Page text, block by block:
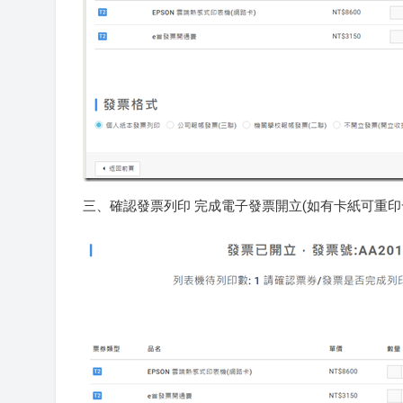
三、確認發票列印 完成電子發票開立(如有卡紙可重